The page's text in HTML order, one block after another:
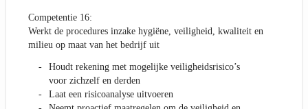
Competentie 16:
Werkt de procedures inzake hygiëne, veiligheid, kwaliteit en
milieu op maat van het bedrijf uit
Houdt rekening met mogelijke veiligheidsrisico’s
voor zichzelf en derden
Laat een risicoanalyse uitvoeren